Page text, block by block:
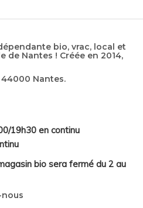
bio, vrac, local et
de Nantes ! Créée en 2014,
Nantes.
19h30 en continu
bio sera fermé du 2 au